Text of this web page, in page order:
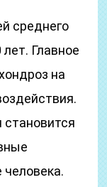
среднего
Главное
на